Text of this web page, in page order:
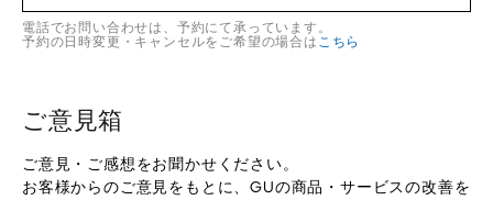
電話でお問い合わせは、予約にて承っています。
予約の日時変更・キャンセルをご希望の場合は こちら
ご意見箱
ご意見・ご感想をお聞かせください。
お客様からのご意見をもとに、GUの商品・サービスの改善を